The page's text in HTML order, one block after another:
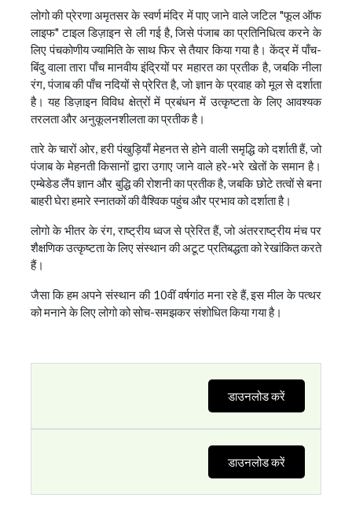
लोगो की प्रेरणा अमृतसर के स्वर्ण मंदिर में पाए जाने वाले जटिल "फूल ऑफ
लाइफ" टाइल डिज़ाइन से ली गई है, जिसे पंजाब का प्रतिनिधित्व करने के
लिए पंचकोणीय ज्यामिति के साथ फिर से तैयार किया गया है। केंद्र में पाँच-
बिंदु वाला तारा पाँच मानवीय इंद्रियों पर महारत का प्रतीक है, जबकि नीला
रंग, पंजाब की पाँच नदियों से प्रेरित है, जो ज्ञान के प्रवाह को मूल से दर्शाता
है। यह डिज़ाइन विविध क्षेत्रों में प्रबंधन में उत्कृष्टता के लिए आवश्यक
तरलता और अनुकूलनशीलता का प्रतीक है।
तारे के चारों ओर, हरी पंखुड़ियाँ मेहनत से होने वाली समृद्धि को दर्शाती हैं, जो
पंजाब के मेहनती किसानों द्वारा उगाए जाने वाले हरे-भरे खेतों के समान है।
एम्बेडेड लैंप ज्ञान और बुद्धि की रोशनी का प्रतीक है, जबकि छोटे तत्वों से बना
बाहरी घेरा हमारे स्नातकों की वैश्विक पहुंच और प्रभाव को दर्शाता है।
लोगो के भीतर के रंग, राष्ट्रीय ध्वज से प्रेरित हैं, जो अंतरराष्ट्रीय मंच पर
शैक्षणिक उत्कृष्टता के लिए संस्थान की अटूट प्रतिबद्धता को रेखांकित करते
हैं।
जैसा कि हम अपने संस्थान की 10वीं वर्षगांठ मना रहे हैं, इस मील के पत्थर
को मनाने के लिए लोगो को सोच-समझकर संशोधित किया गया है।
डाउनलोड करें
डाउनलोड करें